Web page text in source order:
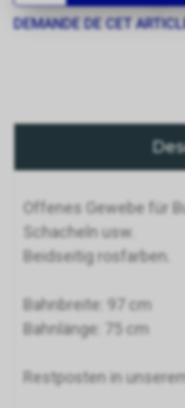
DEMANDE DE CET
Offenes Gewebe für
Schacheln usw.
Beidseitig rosfarben.
Bahnbreite: 97 cm
Bahnlänge: 75 cm
Restposten in